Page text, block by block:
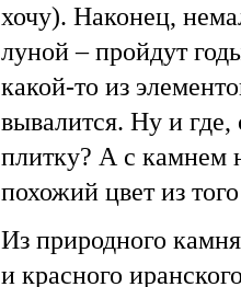
хочу). Наконец,
луной – пройдут
какой-то из
вывалится. Ну и
плитку? А с камнем
похожий цвет из
Из природного
и красного